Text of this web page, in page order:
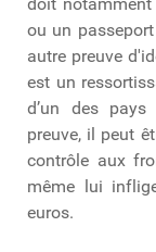
ou un
autre preuve
est un
d’un des
preuve, il peut
contrôle aux
même lui
euros.